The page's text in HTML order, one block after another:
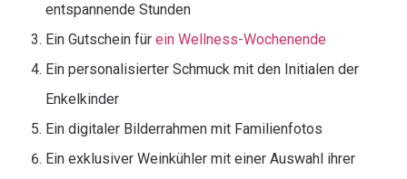
entspannende Stunden
Ein Gutschein für ein Wellness-Wochenende
Ein personalisierter Schmuck mit den Initialen der
Enkelkinder
Ein digitaler Bilderrahmen mit Familienfotos
Ein exklusiver Weinkühler mit einer Auswahl ihrer